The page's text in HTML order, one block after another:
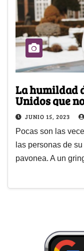
La humildad
Unidos que
JUNIO 15, 2023
Pocas son las
las personas de
pavonea. A un